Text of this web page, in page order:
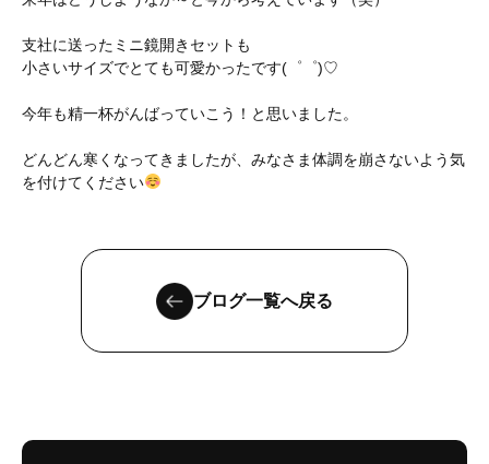
支社に送ったミニ鏡開きセットも
小さいサイズでとても可愛かったです(゜゜)♡
今年も精一杯がんばっていこう！と思いました。
どんどん寒くなってきましたが、みなさま体調を崩さないよう気
を付けてください
ブログ一覧へ戻る